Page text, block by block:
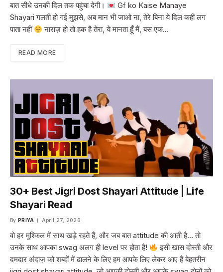
बात सीधे उनकी दिल तक पहुंचा देगी।
Gf ko Kaise Manaye
Shayari गलती हो गई मुझसे, अब मान भी जाओ ना, तेरे बिना ये दिल कहीं लग
पाता नहीं
नाराज़ हो तो हक है तेरा, ये मानता हूँ मैं, बस एक…
READ MORE
30+ Best Jigri Dost Shayari Attitude | Life
Shayari Read
By PRIYA April 27, 2026
वो हर मुश्किल में साथ खड़े रहते हैं, और जब बात attitude की आती है… तो
उनके साथ आपका swag अलग ही level पर होता है!
इसी खास दोस्ती और
दमदार अंदाज़ को शब्दों में ढालने के लिए हम आपके लिए लेकर आए हैं बेहतरीन